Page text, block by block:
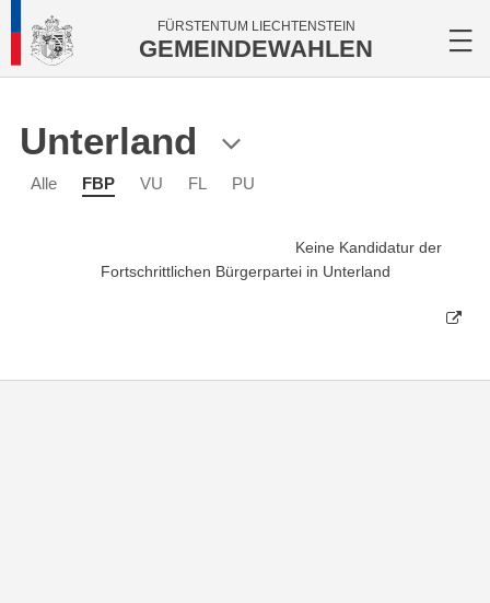
FÜRSTENTUM LIECHTENSTEIN
GEMEINDEWAHLEN
Unterland
Alle FBP VU FL PU
Keine Kandidatur der
Fortschrittlichen Bürgerpartei in Unterland